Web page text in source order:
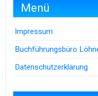
Menü
Impressum
Buchführungsbüro
Datenschutzerklärung